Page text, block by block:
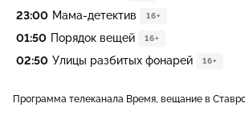
23:00 Мама-детектив 16+
01:50 Порядок вещей 16+
02:50 Улицы разбитых фонарей 16+
Программа телеканала Время, вещание в